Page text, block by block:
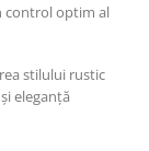
control optim al
stilului rustic
eleganță